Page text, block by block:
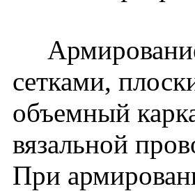
Армирование
сетками,
объемный
вязальной
При